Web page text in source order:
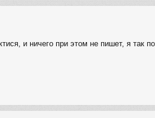
и ничего при этом не пишет, я